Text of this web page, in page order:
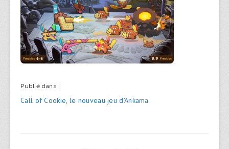
Publié dans :
Navigation
Call of Cookie, le nouveau jeu d’Ankama